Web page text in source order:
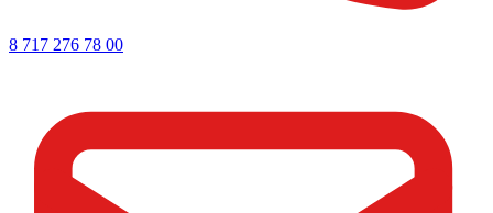
8 717 276 78 00